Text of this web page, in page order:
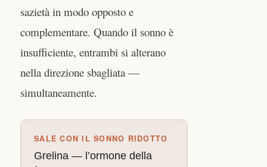
sazietà in modo opposto e
complementare. Quando il sonno è
insufficiente, entrambi si alterano
nella direzione sbagliata —
simultaneamente.
SALE CON IL SONNO RIDOTTO
Grelina — l’ormone della